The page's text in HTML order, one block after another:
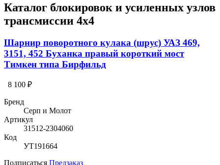
Каталог блокировок и усиленных узлов
трансмиссии 4х4
Шарнир поворотного кулака (шрус) УАЗ 469,
3151, 452 Буханка правый короткий мост
Тимкен типа Бирфильд
8 100 ₽
Бренд
Серп и Молот
Артикул
31512-2304060
Код
УТ191664
Подписаться Предзаказ